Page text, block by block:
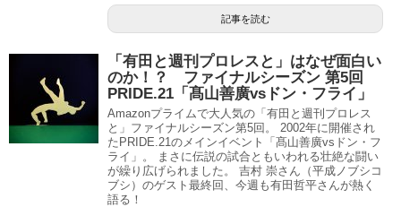
記事を読む
「有田と週刊プロレスと」はなぜ面白い
のか！？ ファイナルシーズン 第5回
PRIDE.21「髙山善廣vsドン・フライ」
Amazonプライムで大人気の「有田と週刊プロレス
と」ファイナルシーズン第5回。 2002年に開催され
たPRIDE.21のメインイベント「髙山善廣vsドン・フ
ライ」。 まさに伝説の試合ともいわれる壮絶な闘い
が繰り広げられました。 吉村 崇さん（平成ノブシコ
ブシ）のゲスト最終回、今週も有田哲平さんが熱く
語る！